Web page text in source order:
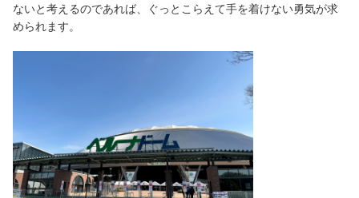
ないと考えるのであれば、ぐっとこらえて手を着けない勇気が求
められます。